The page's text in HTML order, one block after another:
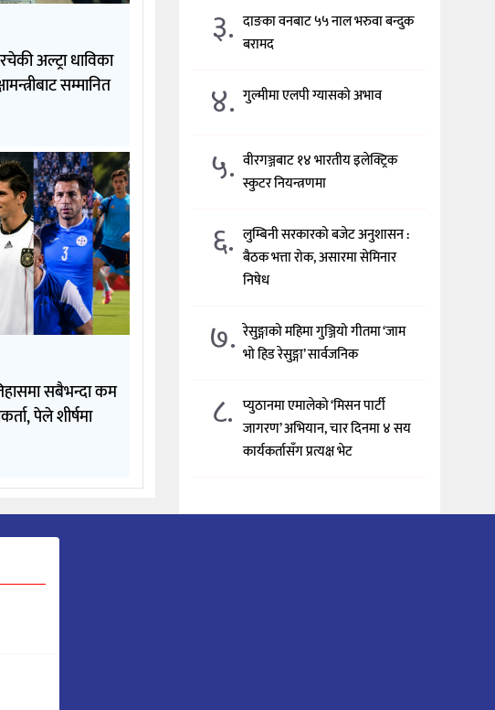
अल्ट्रा धाविका
सम्मानित
सबैभन्दा कम
पेले शीर्षमा
३. दाङका वनबाट ५५ नाल भरुवा बन्दुक
बरामद
४. गुल्मीमा एलपी ग्यासको अभाव
५. वीरगञ्जबाट १४ भारतीय इलेक्ट्रिक
स्कुटर नियन्त्रणमा
६. लुम्बिनी सरकारको बजेट अनुशासन :
बैठक भत्ता रोक, असारमा सेमिनार
निषेध
७. रेसुङ्गाको महिमा गुञ्जियो गीतमा ‘जाम
भो हिड रेसुङ्गा’ सार्वजनिक
८. प्युठानमा एमालेको ‘मिसन पार्टी
जागरण’ अभियान, चार दिनमा ४ सय
कार्यकर्तासँग प्रत्यक्ष भेट